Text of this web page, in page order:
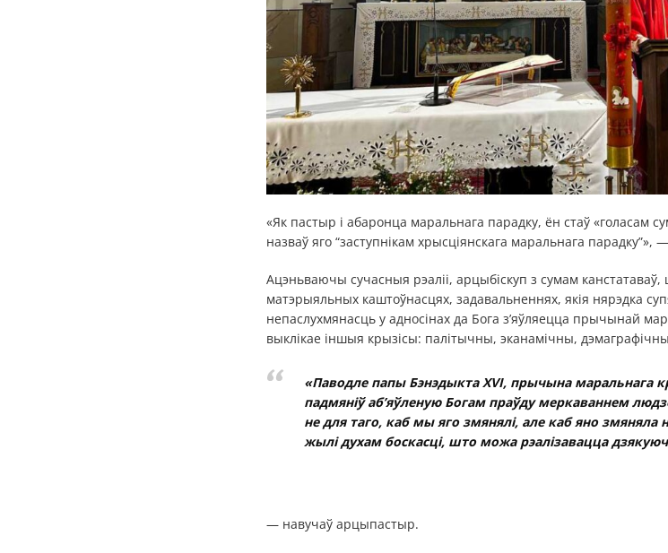
«Як пастыр і абаронца маральнага парадку, ён стаў «голасам
назваў яго “заступнікам хрысціянскага маральнага парадку”»,
Ацэньваючы сучасныя рэаліі, арцыбіскуп з сумам
матэрыяльных каштоўнасцях, задавальненнях, якія нярэдка
непаслухмянасць у адносінах да Бога з’яўляецца прычынай
выклікае іншыя крызісы: палітычны, эканамічны,
«Паводле папы Бэнэдыкта XVI, прычына маральнага
падмяніў аб’яўленую Богам праўду меркаваннем
не для таго, каб мы яго змянялі, але каб яно змяняла
жылі духам боскасці, што можа рэалізавацца
— навучаў арцыпастыр.